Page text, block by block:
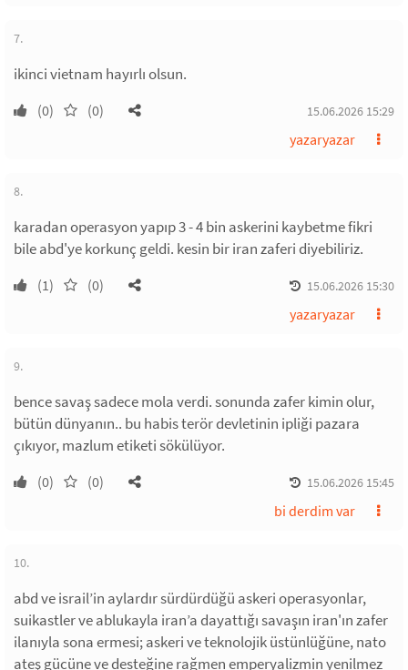
7.
ikinci vietnam hayırlı olsun.
(0) (0) 15.06.2026 15:29
yazaryazar
8.
karadan operasyon yapıp 3 - 4 bin askerini kaybetme fikri
bile abd'ye korkunç geldi. kesin bir iran zaferi diyebiliriz.
(1) (0) 15.06.2026 15:30
yazaryazar
9.
bence savaş sadece mola verdi. sonunda zafer kimin olur,
bütün dünyanın.. bu habis terör devletinin ipliği pazara
çıkıyor, mazlum etiketi sökülüyor.
(0) (0) 15.06.2026 15:45
bi derdim var
10.
abd ve israil’in aylardır sürdürdüğü askeri operasyonlar,
suikastler ve ablukayla iran’a dayattığı savaşın iran'ın zafer
ilanıyla sona ermesi; askeri ve teknolojik üstünlüğüne, nato
ateş gücüne ve desteğine rağmen emperyalizmin yenilmez